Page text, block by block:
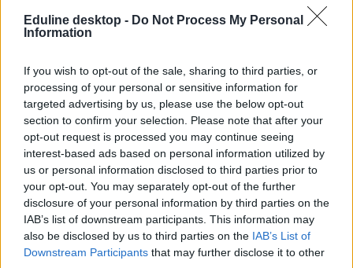
Eduline desktop - Do Not Process My Personal
Information
If you wish to opt-out of the sale, sharing to third parties, or
processing of your personal or sensitive information for
targeted advertising by us, please use the below opt-out
section to confirm your selection. Please note that after your
opt-out request is processed you may continue seeing
interest-based ads based on personal information utilized by
us or personal information disclosed to third parties prior to
your opt-out. You may separately opt-out of the further
disclosure of your personal information by third parties on the
IAB’s list of downstream participants. This information may
also be disclosed by us to third parties on the IAB’s List of
Downstream Participants that may further disclose it to other
Felnőttképzés